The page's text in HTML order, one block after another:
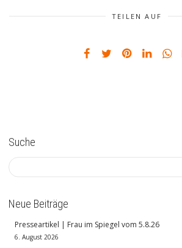
TEILEN AUF
Suche
Neue Beiträge
Presseartikel | Frau im Spiegel vom 5.8.26
6. August 2026